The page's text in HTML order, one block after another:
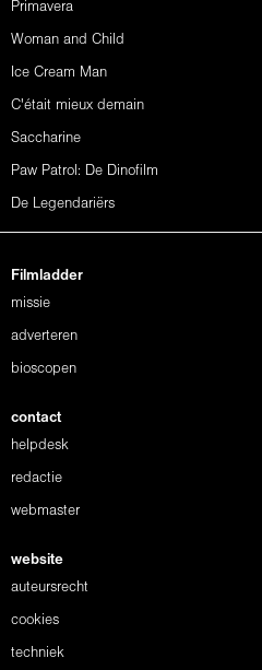
Primavera
Woman and Child
Ice Cream Man
C'était mieux demain
Saccharine
Paw Patrol: De Dinofilm
De Legendariërs
Filmladder
missie
adverteren
bioscopen
contact
helpdesk
redactie
webmaster
website
auteursrecht
cookies
techniek